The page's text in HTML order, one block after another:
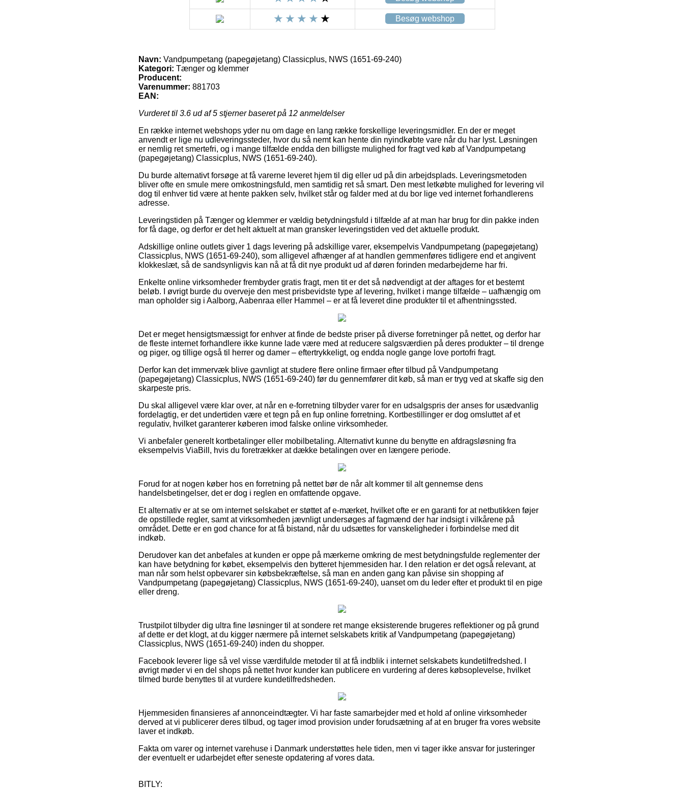
Besøg webshop
Navn: Vandpumpetang (papegøjetang) Classicplus, NWS (1651-69-240)
Kategori: Tænger og klemmer
Producent:
Varenummer: 881703
EAN:
Vurderet til 3.6 ud af 5 stjerner baseret på 12 anmeldelser
En række internet webshops yder nu om dage en lang række forskellige leveringsmidler. En der er meget
anvendt er lige nu udleveringssteder, hvor du så nemt kan hente din nyindkøbte vare når du har lyst. Løsningen
er nemlig ret smertefri, og i mange tilfælde endda den billigste mulighed for fragt ved køb af Vandpumpetang
(papegøjetang) Classicplus, NWS (1651-69-240).
Du burde alternativt forsøge at få varerne leveret hjem til dig eller ud på din arbejdsplads. Leveringsmetoden
bliver ofte en smule mere omkostningsfuld, men samtidig ret så smart. Den mest letkøbte mulighed for levering vil
dog til enhver tid være at hente pakken selv, hvilket står og falder med at du bor lige ved internet forhandlerens
adresse.
Leveringstiden på Tænger og klemmer er vældig betydningsfuld i tilfælde af at man har brug for din pakke inden
for få dage, og derfor er det helt aktuelt at man gransker leveringstiden ved det aktuelle produkt.
Adskillige online outlets giver 1 dags levering på adskillige varer, eksempelvis Vandpumpetang (papegøjetang)
Classicplus, NWS (1651-69-240), som alligevel afhænger af at handlen gemmenføres tidligere end et angivent
klokkeslæt, så de sandsynligvis kan nå at få dit nye produkt ud af døren forinden medarbejderne har fri.
Enkelte online virksomheder frembyder gratis fragt, men tit er det så nødvendigt at der aftages for et bestemt
beløb. I øvrigt burde du overveje den mest prisbevidste type af levering, hvilket i mange tilfælde – uafhængig om
man opholder sig i Aalborg, Aabenraa eller Hammel – er at få leveret dine produkter til et afhentningssted.
Det er meget hensigtsmæssigt for enhver at finde de bedste priser på diverse forretninger på nettet, og derfor har
de fleste internet forhandlere ikke kunne lade være med at reducere salgsværdien på deres produkter – til drenge
og piger, og tillige også til herrer og damer – eftertrykkeligt, og endda nogle gange love portofri fragt.
Derfor kan det immervæk blive gavnligt at studere flere online firmaer efter tilbud på Vandpumpetang
(papegøjetang) Classicplus, NWS (1651-69-240) før du gennemfører dit køb, så man er tryg ved at skaffe sig den
skarpeste pris.
Du skal alligevel være klar over, at når en e-forretning tilbyder varer for en udsalgspris der anses for usædvanlig
fordelagtig, er det undertiden være et tegn på en fup online forretning. Kortbestillinger er dog omsluttet af et
regulativ, hvilket garanterer køberen imod falske online virksomheder.
Vi anbefaler generelt kortbetalinger eller mobilbetaling. Alternativt kunne du benytte en afdragsløsning fra
eksempelvis ViaBill, hvis du foretrækker at dække betalingen over en længere periode.
Forud for at nogen køber hos en forretning på nettet bør de når alt kommer til alt gennemse dens
handelsbetingelser, det er dog i reglen en omfattende opgave.
Et alternativ er at se om internet selskabet er støttet af e-mærket, hvilket ofte er en garanti for at netbutikken føjer
de opstillede regler, samt at virksomheden jævnligt undersøges af fagmænd der har indsigt i vilkårene på
området. Dette er en god chance for at få bistand, når du udsættes for vanskeligheder i forbindelse med dit
indkøb.
Derudover kan det anbefales at kunden er oppe på mærkerne omkring de mest betydningsfulde reglementer der
kan have betydning for købet, eksempelvis den bytteret hjemmesiden har. I den relation er det også relevant, at
man når som helst opbevarer sin købsbekræftelse, så man en anden gang kan påvise sin shopping af
Vandpumpetang (papegøjetang) Classicplus, NWS (1651-69-240), uanset om du leder efter et produkt til en pige
eller dreng.
Trustpilot tilbyder dig ultra fine løsninger til at sondere ret mange eksisterende brugeres reflektioner og på grund
af dette er det klogt, at du kigger nærmere på internet selskabets kritik af Vandpumpetang (papegøjetang)
Classicplus, NWS (1651-69-240) inden du shopper.
Facebook leverer lige så vel visse værdifulde metoder til at få indblik i internet selskabets kundetilfredshed. I
øvrigt møder vi en del shops på nettet hvor kunder kan publicere en vurdering af deres købsoplevelse, hvilket
tilmed burde benyttes til at vurdere kundetilfredsheden.
Hjemmesiden finansieres af annonceindtægter. Vi har faste samarbejder med et hold af online virksomheder
derved at vi publicerer deres tilbud, og tager imod provision under forudsætning af at en bruger fra vores website
laver et indkøb.
Fakta om varer og internet varehuse i Danmark understøttes hele tiden, men vi tager ikke ansvar for justeringer
der eventuelt er udarbejdet efter seneste opdatering af vores data.
BITLY: